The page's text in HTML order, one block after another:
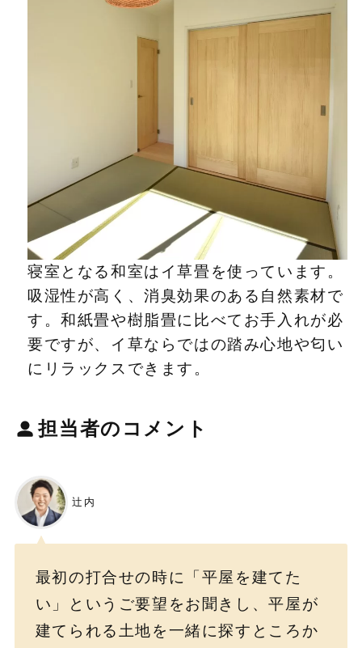
寝室となる和室はイ草畳を使っています。
吸湿性が高く、消臭効果のある自然素材で
す。和紙畳や樹脂畳に比べてお手入れが必
要ですが、イ草ならではの踏み心地や匂い
にリラックスできます。
担当者のコメント
辻内
最初の打合せの時に「平屋を建てた
い」というご要望をお聞きし、平屋が
建てられる土地を一緒に探すところか